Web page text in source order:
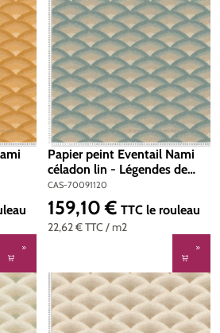
Papier peint Eventail Nami
céladon lin - Légendes de
Casamance | Réf. CAS-
70091120
CAS-70091120
22,62 €TTC / m2
Prix régulier :
159,10 € TTC le rouleau